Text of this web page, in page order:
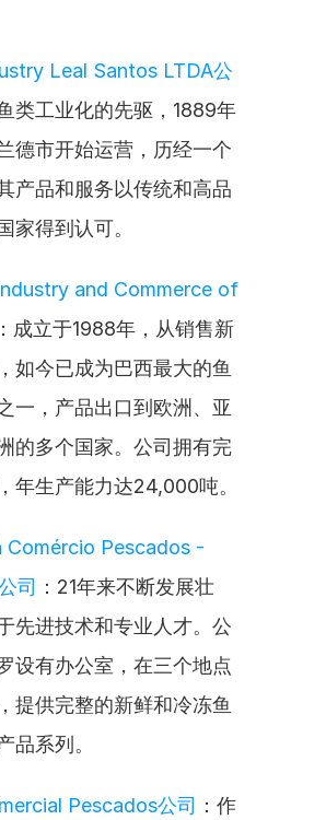
Leal Santos LTDA公
类工业化的先驱，1889年
德市开始运营，历经一个
产品和服务以传统和高品
家得到认可。
and Commerce of
：成立于1988年，从销售新
如今已成为巴西最大的鱼
一，产品出口到欧洲、亚
的多个国家。公司拥有完
年生产能力达24,000吨。
Comércio Pescados -
司 ：21年来不断发展壮
先进技术和专业人才。公
设有办公室，在三个地点
提供完整的新鲜和冷冻鱼
品系列。
Pescados公司 ：作